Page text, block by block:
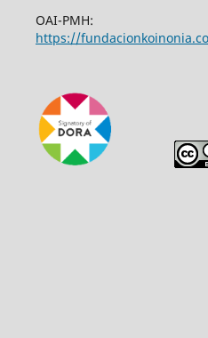
OAI-PMH:
https://